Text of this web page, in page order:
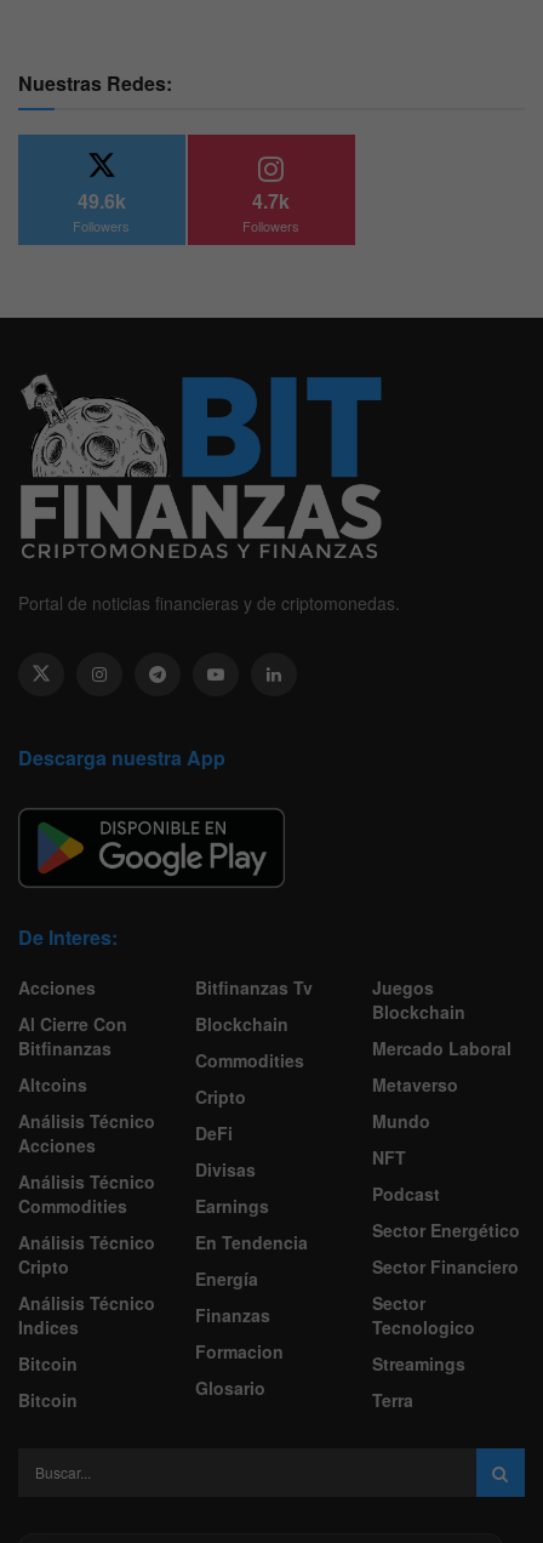
Nuestras Redes:
49.6k
Followers
4.7k
Followers
Portal de noticias financieras y de criptomonedas.
Descarga nuestra App
De Interes:
Acciones
Al Cierre Con
Bitfinanzas
Altcoins
Análisis Técnico
Acciones
Análisis Técnico
Commodities
Análisis Técnico
Cripto
Análisis Técnico
Indices
Bitcoin
Bitcoin
Bitfinanzas Tv
Blockchain
Commodities
Cripto
DeFi
Divisas
Earnings
En Tendencia
Energía
Finanzas
Formacion
Glosario
Juegos
Blockchain
Mercado Laboral
Metaverso
Mundo
NFT
Podcast
Sector Energético
Sector Financiero
Sector
Tecnologico
Streamings
Terra